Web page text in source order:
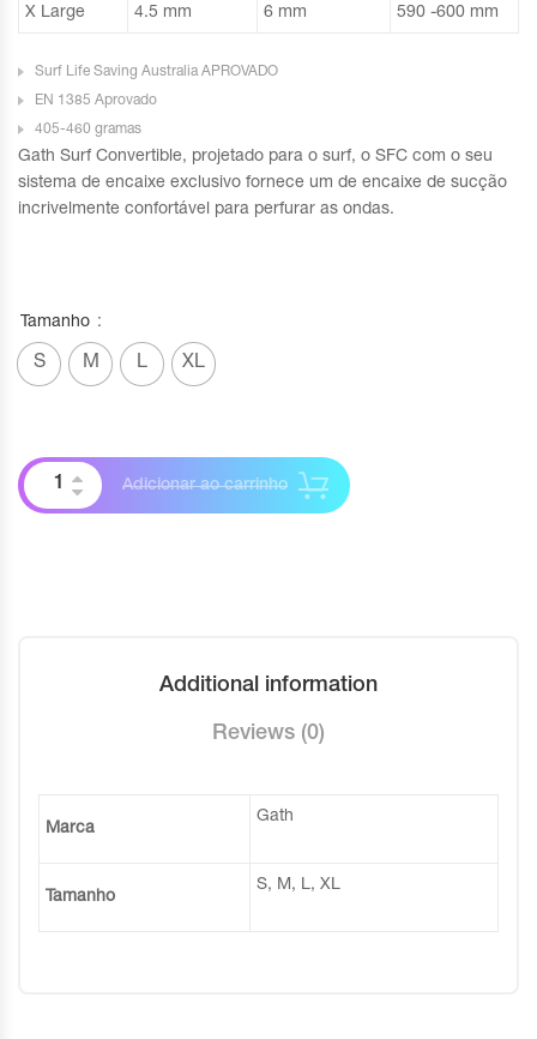
X Large 4.5 mm 6 mm 590 -600 mm
Surf Life Saving Australia APROVADO
EN 1385 Aprovado
405-460 gramas
Gath Surf Convertible, projetado para o surf, o SFC com o seu
sistema de encaixe exclusivo fornece um de encaixe de sucção
incrivelmente confortável para perfurar as ondas.
Tamanho
S M L XL
Adicionar ao carrinho
Additional information
Reviews (0)
Marca
Gath
Tamanho
S, M, L, XL